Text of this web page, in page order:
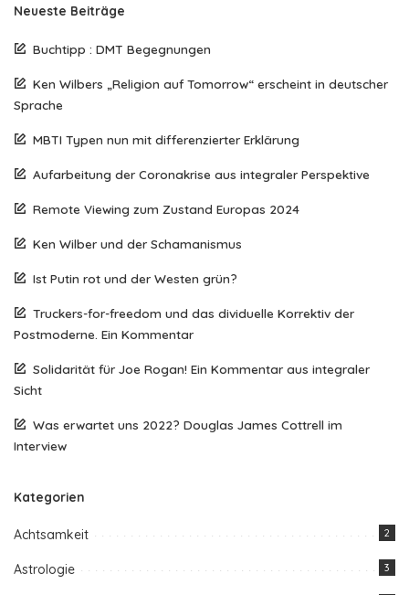
Neueste Beiträge
Buchtipp : DMT Begegnungen
Ken Wilbers „Religion auf Tomorrow“ erscheint in deutscher
Sprache
MBTI Typen nun mit differenzierter Erklärung
Aufarbeitung der Coronakrise aus integraler Perspektive
Remote Viewing zum Zustand Europas 2024
Ken Wilber und der Schamanismus
Ist Putin rot und der Westen grün?
Truckers-for-freedom und das dividuelle Korrektiv der
Postmoderne. Ein Kommentar
Solidarität für Joe Rogan! Ein Kommentar aus integraler
Sicht
Was erwartet uns 2022? Douglas James Cottrell im
Interview
Kategorien
Achtsamkeit 2
Astrologie 3